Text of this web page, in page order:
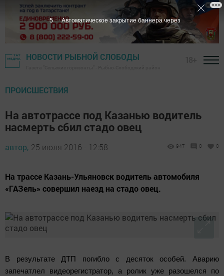
НОВОСТИ РЫБНОЙ СЛОБОДЫ
ПРОИСШЕСТВИЯ
На автотрассе под Казанью водитель
насмерть сбил стадо овец
автор, 25 июля 2016 - 12:58 947 0 0
На трассе Казань-Ульяновск водитель автомобиля
«ГАЗель» совершил наезд на стадо овец.
В результате ДТП погибло с десяток особей. Аварию
запечатлел видеорегистратор, а ролик уже разошелся по
5 Автоматическое закрытие баннера через